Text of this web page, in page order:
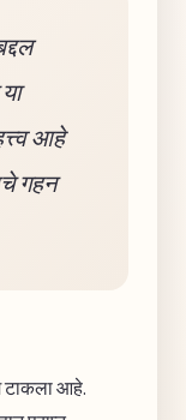
आहे
गहन
टाकला आहे.